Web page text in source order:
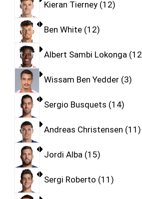
Kieran Tierney 12
Ben White 12
Albert Sambi Lokonga 12
Wissam Ben Yedder 3
Sergio Busquets 14
Andreas Christensen 11
Jordi Alba 15
Sergi Roberto 11